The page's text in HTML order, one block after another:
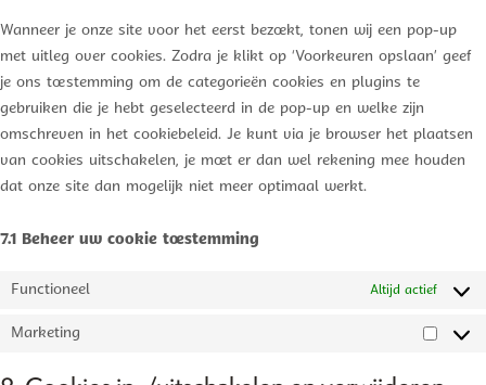
Wanneer je onze site voor het eerst bezoekt, tonen wij een pop-up
met uitleg over cookies. Zodra je klikt op ‘Voorkeuren opslaan’ geef
je ons toestemming om de categorieën cookies en plugins te
gebruiken die je hebt geselecteerd in de pop-up en welke zijn
omschreven in het cookiebeleid. Je kunt via je browser het plaatsen
van cookies uitschakelen, je moet er dan wel rekening mee houden
dat onze site dan mogelijk niet meer optimaal werkt.
7.1 Beheer uw cookie toestemming
Functioneel Altijd actief
Marketing